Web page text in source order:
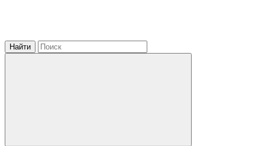
Найти